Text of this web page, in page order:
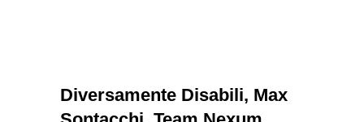
Diversamente Disabili, Max